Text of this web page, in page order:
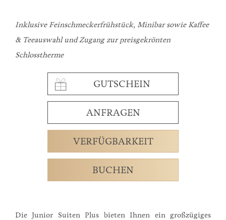
Inklusive Feinschmeckerfrühstück, Minibar sowie Kaffee
& Teeauswahl und Zugang zur preisgekrönten
Schlosstherme
GUTSCHEIN
ANFRAGEN
VERFÜGBARKEIT
BUCHEN
Die Junior Suiten Plus bieten Ihnen ein großzügiges